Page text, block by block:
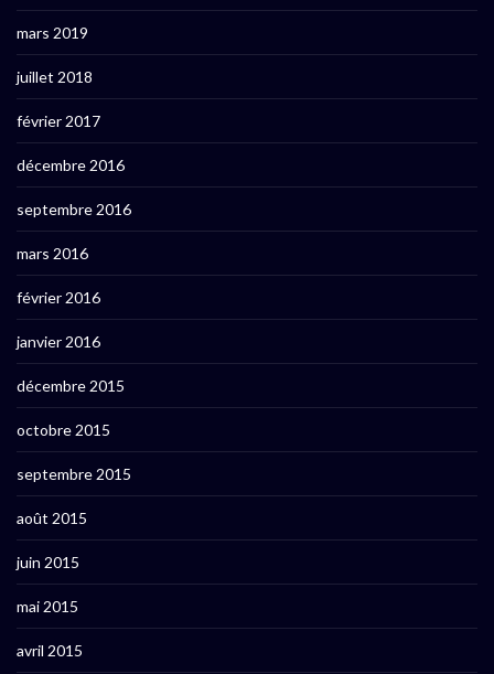
mars 2019
juillet 2018
février 2017
décembre 2016
septembre 2016
mars 2016
février 2016
janvier 2016
décembre 2015
octobre 2015
septembre 2015
août 2015
juin 2015
mai 2015
avril 2015